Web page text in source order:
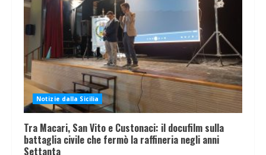
Notizie dalla Sicilia
Tra Macari, San Vito e Custonaci: il docufilm sulla
battaglia civile che fermò la raffineria negli anni
Settanta